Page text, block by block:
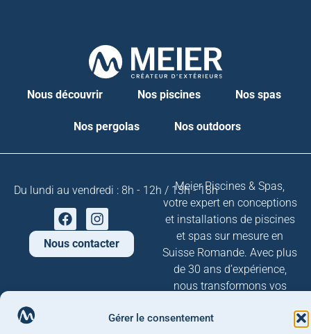
Gérer le consentement
Nous découvrir Nos piscines Nos spas
Nos pergolas Nos outdoors
Du undi au vendredi : 8h - 1 2h / 13h - 1 8h
Nous contacter
Meier Piscines & Spas,
votre expert en conceptions
et installations de piscines
et spas sur mesure en
Suisse Romande. Avec plus
de 30 ans d’expérience,
nous transformons vos
Propulsé avec